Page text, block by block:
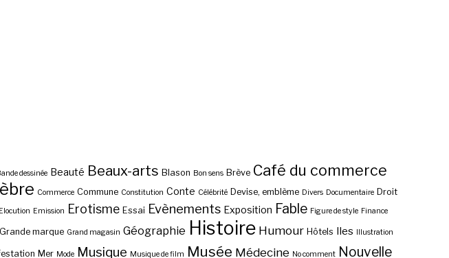
dessinée Beauté Beaux-arts Blason Bon sens Brève Café du commerce
Commerce Commune Constitution Conte Célébrité Devise, emblème Divers Documentaire Droit
Elocution Emission Erotisme Essai Evènements Exposition Fable Figure de style Finance
Grande marque Grand magasin Géographie Histoire Humour Hôtels Iles Illustration
Mer Mode Musique Musique de film Musée Médecine No comment Nouvelle